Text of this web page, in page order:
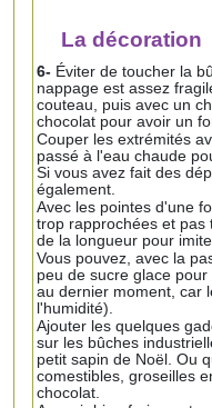
La décoration
6- Éviter de toucher la
nappage est assez
couteau, puis avec un
chocolat pour avoir un
Couper les extrémités
passé à l'eau chaude
Si vous avez fait des
également.
Avec les pointes d'une
trop rapprochées et pas
de la longueur pour
Vous pouvez, avec la
peu de sucre glace
au dernier moment, car
l'humidité).
Ajouter les quelques
sur les bûches
petit sapin de Noël. Ou
comestibles, groseilles
chocolat.